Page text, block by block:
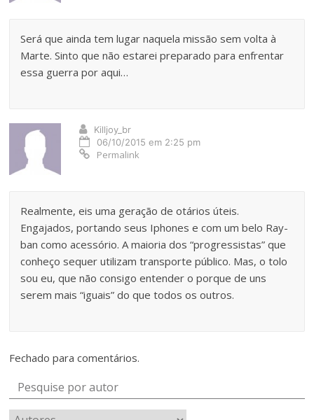
Será que ainda tem lugar naquela missão sem volta à
Marte. Sinto que não estarei preparado para enfrentar
essa guerra por aqui…
Killjoy_br
06/10/2015 em 2:25 pm
Permalink
Realmente, eis uma geração de otários úteis.
Engajados, portando seus Iphones e com um belo Ray-
ban como acessório. A maioria dos “progressistas” que
conheço sequer utilizam transporte público. Mas, o tolo
sou eu, que não consigo entender o porque de uns
serem mais “iguais” do que todos os outros.
Fechado para comentários.
Pesquise por autor